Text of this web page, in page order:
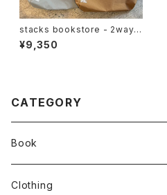
stacks bookstore - 2way n
ylon tote
¥9,350
CATEGORY
Book
stacks
Clothing